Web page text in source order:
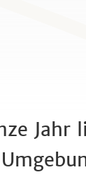
Jahr